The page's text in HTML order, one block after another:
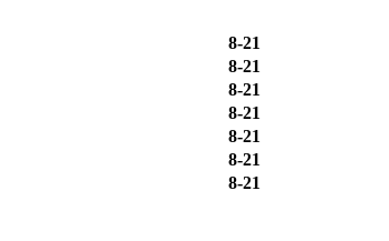
8-21
8-21
8-21
8-21
8-21
8-21
8-21